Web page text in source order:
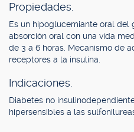
Propiedades.
Es un hipoglucemiante oral del
absorción oral con una vida
de 3 a 6 horas. Mecanismo de
receptores a la insulina.
Indicaciones.
Diabetes no
hipersensibles a las